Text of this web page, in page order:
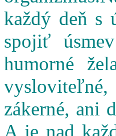
každý deň s
spojiť
humorné
vysloviteľné,
zákerné, ani
A je nad